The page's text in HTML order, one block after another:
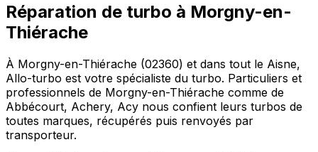
Réparation de turbo à Morgny-en-
Thiérache
À Morgny-en-Thiérache (02360) et dans tout le Aisne,
Allo-turbo est votre spécialiste du turbo. Particuliers et
professionnels de Morgny-en-Thiérache comme de
Abbécourt, Achery, Acy nous confient leurs turbos de
toutes marques, récupérés puis renvoyés par
transporteur.